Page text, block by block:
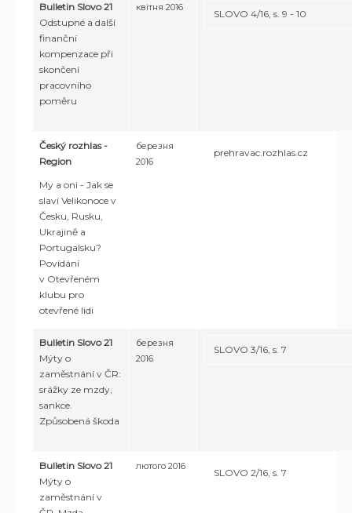
Bulletin Slovo 21
Odstupné a další
finanční
kompenzace při
skončení
pracovního
poměru
квітня 2016
SLOVO 4/16, s. 9 - 10
Český rozhlas -
Region
My a oni - Jak se
slaví Velikonoce v
Česku, Rusku,
Ukrajině a
Portugalsku?
Povídání
v Otevřeném
klubu pro
otevřené lidi
березня
2016
prehravac.rozhlas.cz
Bulletin Slovo 21
Mýty o
zaměstnání v ČR:
srážky ze mzdy,
sankce.
Způsobená škoda
березня
2016
SLOVO 3/16, s. 7
Bulletin Slovo 21
Mýty o
zaměstnání v
лютого 2016
SLOVO 2/16, s. 7